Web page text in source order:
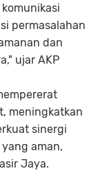
permasalahan
dan
ujar AKP
meningkatkan
sinergi
aman,
Jaya.